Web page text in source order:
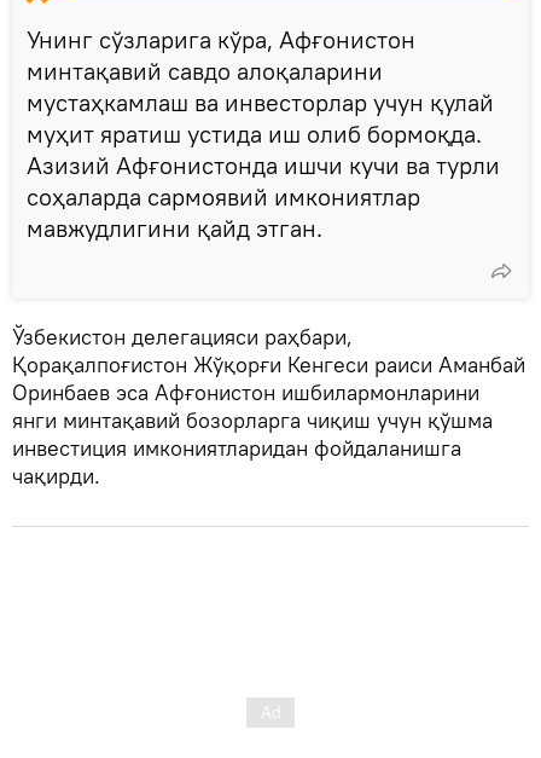
Унинг сўзларига кўра, Афғонистон
минтақавий савдо алоқаларини
мустаҳкамлаш ва инвесторлар учун қулай
муҳит яратиш устида иш олиб бормоқда.
Азизий Афғонистонда ишчи кучи ва турли
соҳаларда сармоявий имкониятлар
мавжудлигини қайд этган.
Ўзбекистон делегацияси раҳбари,
Қорақалпоғистон Жўқорғи Кенгеси раиси Аманбай
Оринбаев эса Афғонистон ишбилармонларини
янги минтақавий бозорларга чиқиш учун қўшма
инвестиция имкониятларидан фойдаланишга
чақирди.